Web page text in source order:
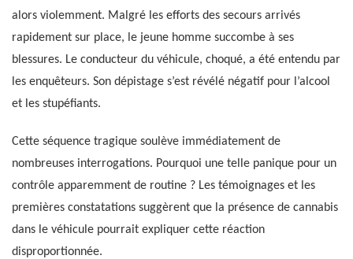
alors violemment. Malgré les efforts des secours arrivés
rapidement sur place, le jeune homme succombe à ses
blessures. Le conducteur du véhicule, choqué, a été entendu par
les enquêteurs. Son dépistage s’est révélé négatif pour l’alcool
et les stupéfiants.
Cette séquence tragique soulève immédiatement de
nombreuses interrogations. Pourquoi une telle panique pour un
contrôle apparemment de routine ? Les témoignages et les
premières constatations suggèrent que la présence de cannabis
dans le véhicule pourrait expliquer cette réaction
disproportionnée.